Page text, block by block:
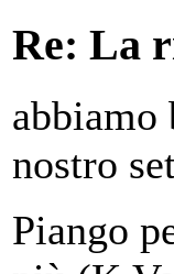
Re: La
abbiamo
nostro
Piango